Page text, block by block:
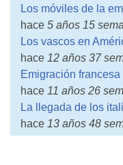
Los móviles de la
hace 5 años 15
Los vascos en
hace 12 años 37
Emigración
hace 11 años 26
La llegada de los
hace 13 años 48